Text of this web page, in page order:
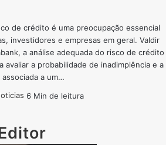
de crédito é uma preocupação essencial
investidores e empresas em geral. Valdir
a análise adequada do risco de crédito
avaliar a probabilidade de inadimplência e a
a um…
6 Min de leitura